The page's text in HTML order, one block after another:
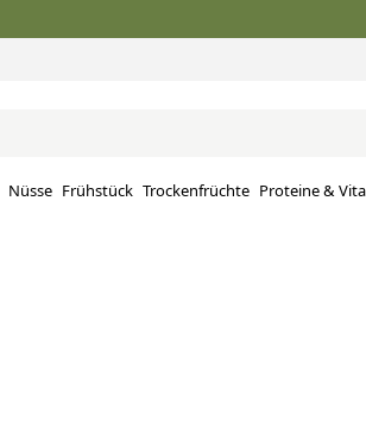
Nüsse Frühstück Trockenfrüchte Proteine ​​&